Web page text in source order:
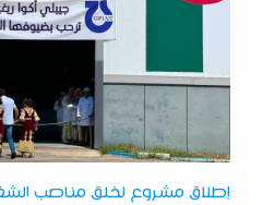
إطلاق مشروع لخلق مناصب الشغل